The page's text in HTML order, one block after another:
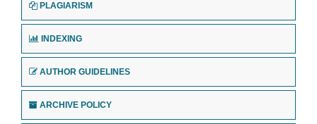
PLAGIARISM
INDEXING
AUTHOR GUIDELINES
ARCHIVE POLICY